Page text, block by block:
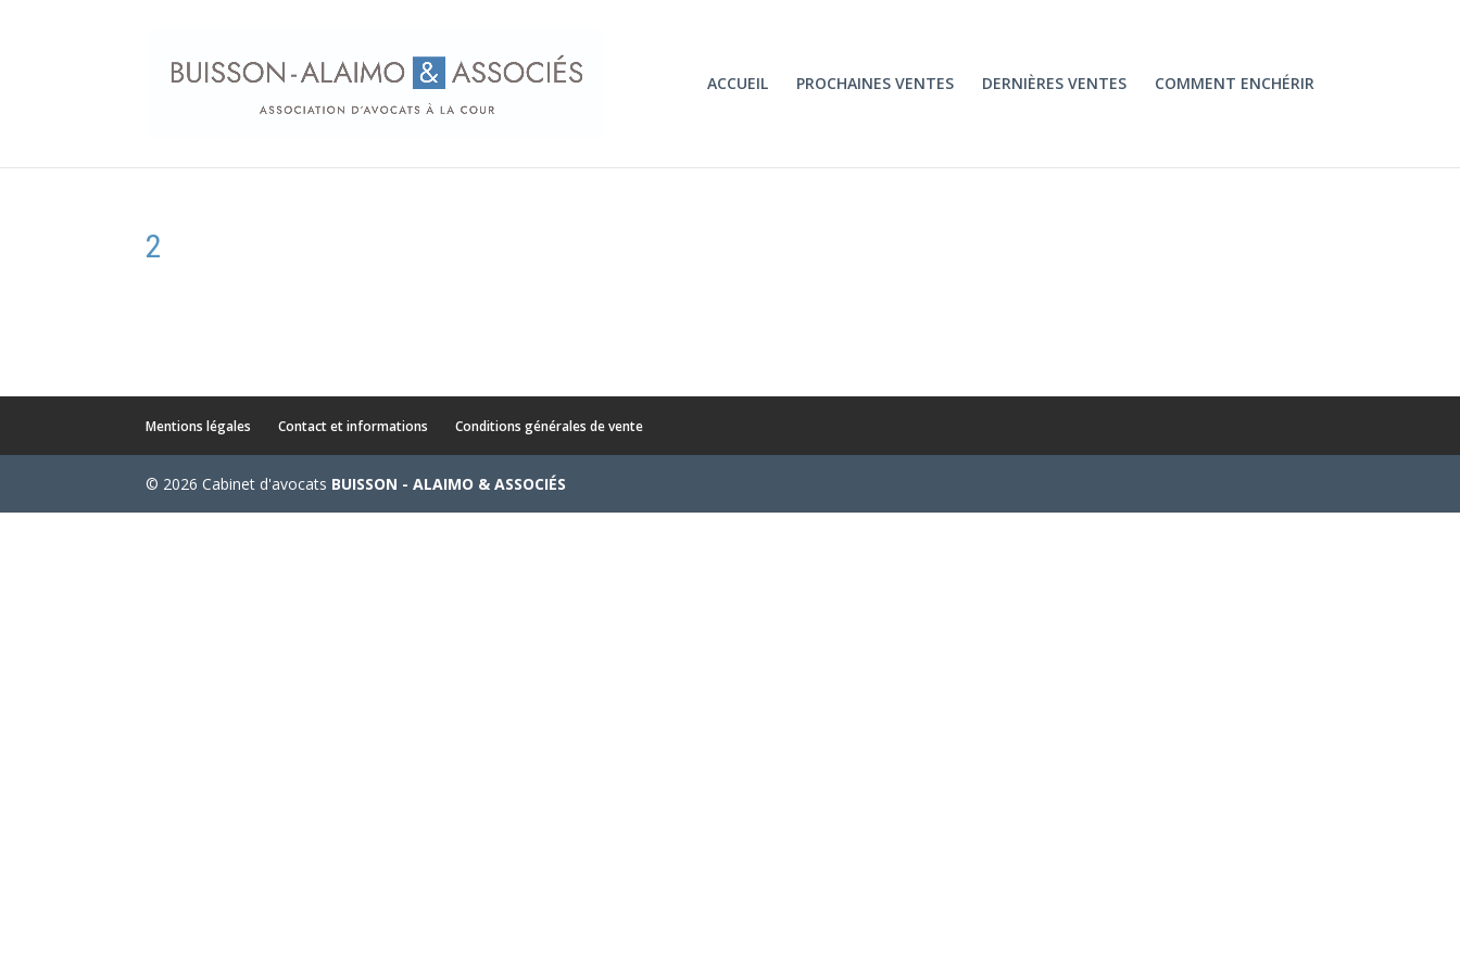
ACCUEIL PROCHAINES VENTES DERNIÈRES VENTES COMMENT ENCHÉRIR
2
Mentions légales Contact et informations Conditions générales de vente
© 2026 Cabinet d'avocats BUISSON - ALAIMO & ASSOCIÉS